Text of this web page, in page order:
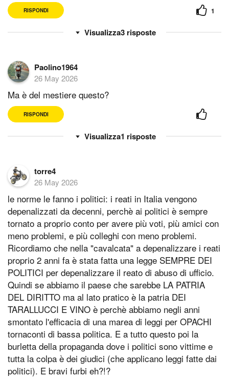
RISPONDI
3risposte
1
Paolino1964
26 May 2026
Ma è del mestiere questo?
RISPONDI
1 risposte
torre4
26 May 2026
le norme le fanno i politici: i reati in Italia vengono
depenalizzati da decenni, perchè ai politici è sempre
tornato a proprio conto per avere più voti, più amici con
meno problemi, e più colleghi con meno problemi.
Ricordiamo che nella "cavalcata" a depenalizzare i reati
proprio 2 anni fa è stata fatta una legge SEMPRE DEI
POLITICI per depenalizzare il reato di abuso di ufficio.
Quindi se abbiamo il paese che sarebbe LA PATRIA
DEL DIRITTO ma al lato pratico è la patria DEI
TARALLUCCI E VINO è perchè abbiamo negli anni
smontato l'efficacia di una marea di leggi per OPACHI
tornaconti di bassa politica. E a tutto questo poi la
burletta della propaganda dove i politici sono vittime e
tutta la colpa è dei giudici (che applicano leggi fatte dai
politici). E bravi furbi eh?!?